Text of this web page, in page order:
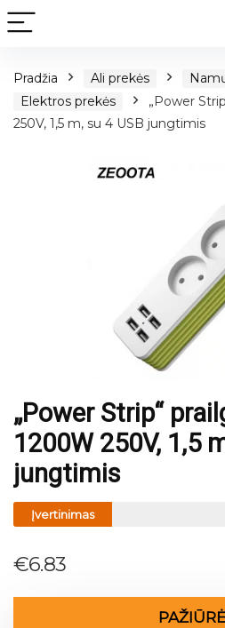
Pradžia Ali prekės
Elektros prekės
„Power
250V, 1,5 m, su 4 USB jungtimis
„Power Strip“
1200W 250V, 1,5
jungtimis
Įvertinimas
€6.83